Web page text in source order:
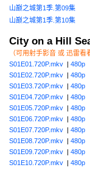
山巅之城第1季.第09集
山巅之城第1季.第10集
City on a Hill
（可用射手影音 或 迅雷
S01E01.720P.mkv | 480p
S01E02.720P.mkv | 480p
S01E03.720P.mkv | 480p
S01E04.720P.mkv | 480p
S01E05.720P.mkv | 480p
S01E06.720P.mkv | 480p
S01E07.720P.mkv | 480p
S01E08.720P.mkv | 480p
S01E09.720P.mkv | 480p
S01E10.720P.mkv | 480p